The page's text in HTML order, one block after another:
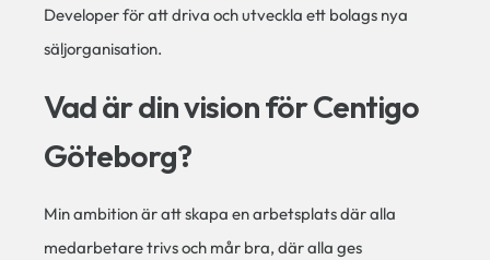
Developer för att driva och utveckla ett bolags nya
säljorganisation.
Vad är din vision för Centigo
Göteborg?
Min ambition är att skapa en arbetsplats där alla
medarbetare trivs och mår bra, där alla ges